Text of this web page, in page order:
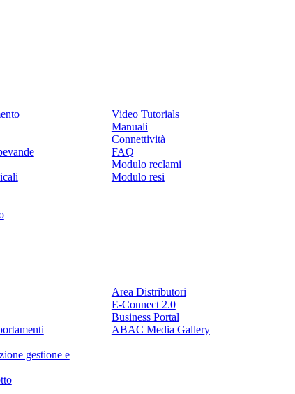
Video Tutorials
Manuali
Connettività
FAQ
Modulo reclami
Modulo resi
gestione e
Area Distributori
E-Connect 2.0
Business Portal
ABAC Media Gallery